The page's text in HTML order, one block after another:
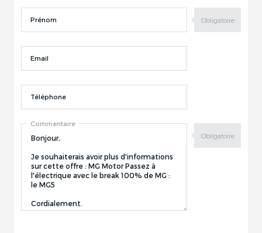
Prénom
Email
Téléphone
Commentaire